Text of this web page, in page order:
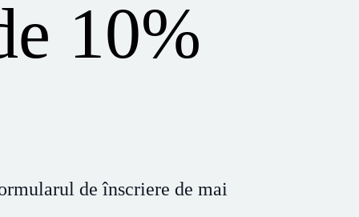
10%
de înscriere de mai